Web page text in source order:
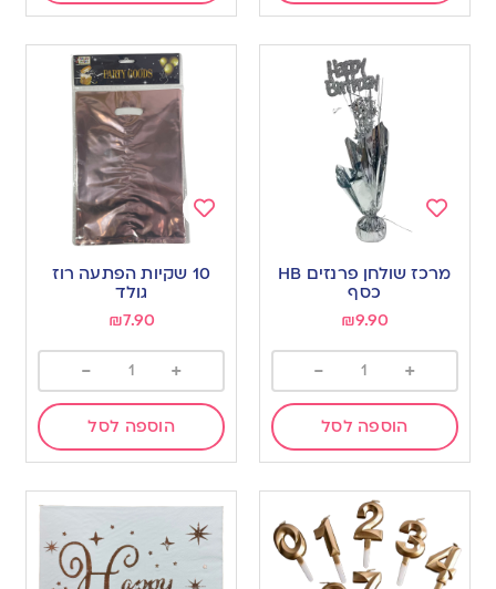
to
מרכז שולחן פרנזים HB
כסף
₪9.90
+
-
הוספה לסל
Add
to
wishlist
10 שקיות הפתעה רוז
גולד
₪7.90
+
-
הוספה לסל